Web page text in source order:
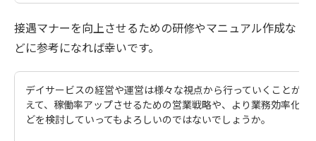
接遇マナーを向上させるための研修やマニュアル作成な
どに参考になれば幸いです。
デイサービスの経営や運営は様々な視点から行っていくことが
えて、稼働率アップさせるための営業戦略や、より業務効率化
どを検討していってもよろしいのではないでしょうか。